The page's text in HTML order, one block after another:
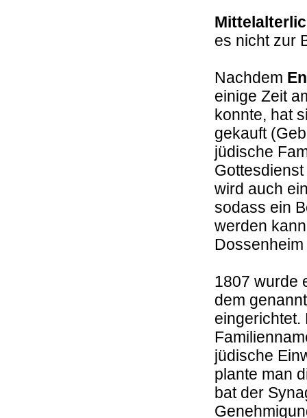
es nicht zur
Nachdem
einige Zeit
konnte, hat
gekauft
jüdische
wird auch
sodass ein
werden
1807 wurde
dem
eingerichtet.
jüdische
plante man
bat der